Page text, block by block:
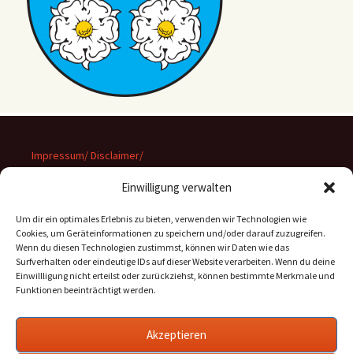
Einwilligung verwalten
Um dir ein optimales Erlebnis zu bieten, verwenden wir Technologien wie
Cookies, um Geräteinformationen zu speichern und/oder darauf zuzugreifen.
Wenn du diesen Technologien zustimmst, können wir Daten wie das
Surfverhalten oder eindeutige IDs auf dieser Website verarbeiten. Wenn du deine
Einwillligung nicht erteilst oder zurückziehst, können bestimmte Merkmale und
Funktionen beeinträchtigt werden.
Akzeptieren
Impressum/ Disclaimer/
Datenschutz
Suchen
nach: